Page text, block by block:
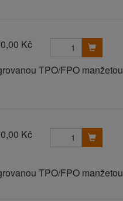
Kč
TPO/FPO manžetou
Kč
TPO/FPO manžetou